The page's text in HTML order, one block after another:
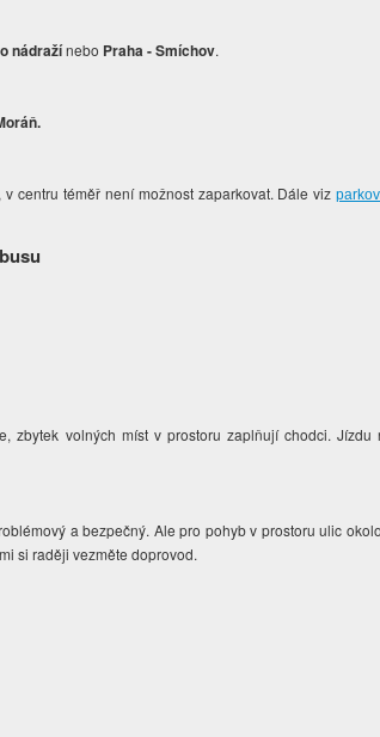
nádražínebo Praha - Smíchov.
centru téměř není možnost zaparkovat. Dále viz
zbytek volných míst v prostoru zaplňují chodci. Jízdu
a bezpečný. Ale pro pohyb v prostoru ulic
si raději vezměte doprovod.